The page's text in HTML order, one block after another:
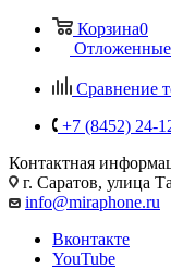
Корзина0
Отложенные
Сравнение
+7 (8452) 24-
Контактная
г. Саратов, улица
info@miraphone.ru
Вконтакте
YouTube